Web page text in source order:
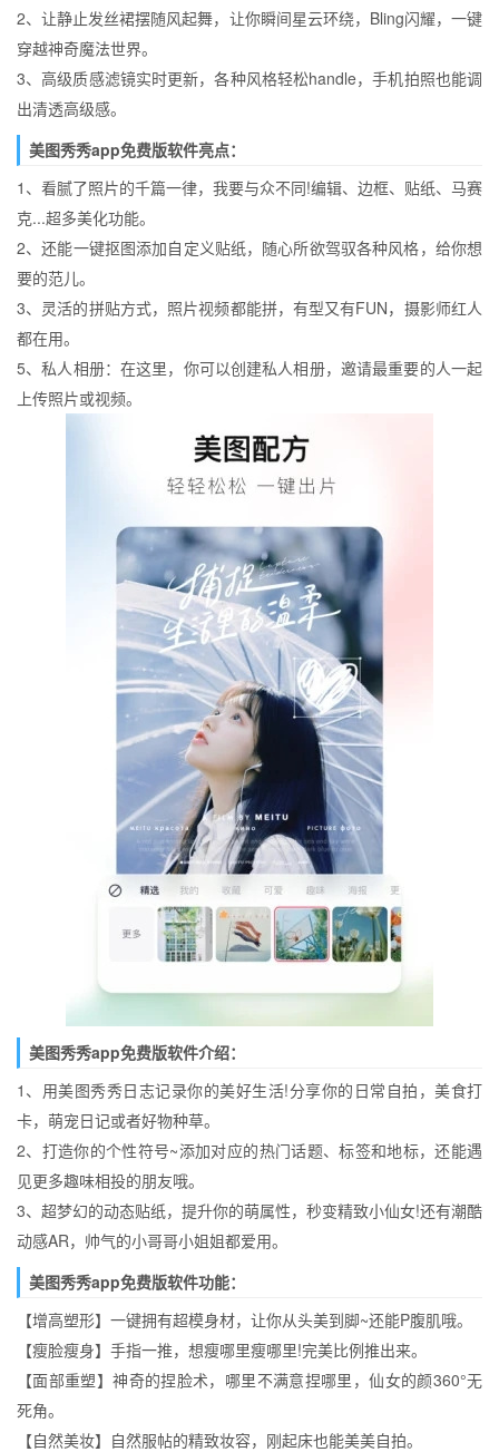
2、让静止发丝裙摆随风起舞，让你瞬间星云环绕，Bling闪耀，一键
穿越神奇魔法世界。
3、高级质感滤镜实时更新，各种风格轻松handle，手机拍照也能调
出清透高级感。
美图秀秀app免费版软件亮点：
1、看腻了照片的千篇一律，我要与众不同!编辑、边框、贴纸、马赛
克...超多美化功能。
2、还能一键抠图添加自定义贴纸，随心所欲驾驭各种风格，给你想
要的范儿。
3、灵活的拼贴方式，照片视频都能拼，有型又有FUN，摄影师红人
都在用。
5、私人相册：在这里，你可以创建私人相册，邀请最重要的人一起
上传照片或视频。
美图秀秀app免费版软件介绍：
1、用美图秀秀日志记录你的美好生活!分享你的日常自拍，美食打
卡，萌宠日记或者好物种草。
2、打造你的个性符号~添加对应的热门话题、标签和地标，还能遇
见更多趣味相投的朋友哦。
3、超梦幻的动态贴纸，提升你的萌属性，秒变精致小仙女!还有潮酷
动感AR，帅气的小哥哥小姐姐都爱用。
美图秀秀app免费版软件功能：
【增高塑形】一键拥有超模身材，让你从头美到脚~还能P腹肌哦。
【瘦脸瘦身】手指一推，想瘦哪里瘦哪里!完美比例推出来。
【面部重塑】神奇的捏脸术，哪里不满意捏哪里，仙女的颜360°无
死角。
【自然美妆】自然服帖的精致妆容，刚起床也能美美自拍。